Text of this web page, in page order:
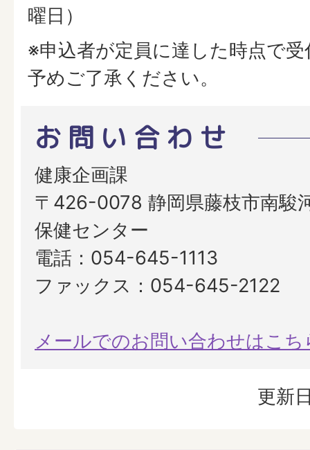
曜日）
※申込者が定員に達した時点で
予めご了承ください。
お問い合わせ
健康企画課
〒426-0078 静岡県藤枝市南駿
保健センター
電話：054-645-1113
ファックス：054-645-2122
メールでのお問い合わせはこち
更新